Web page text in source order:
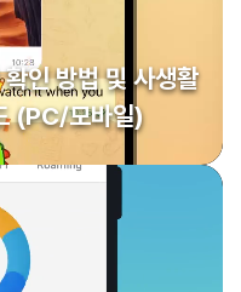
인 방법 및 사생활
(PC/모바일)